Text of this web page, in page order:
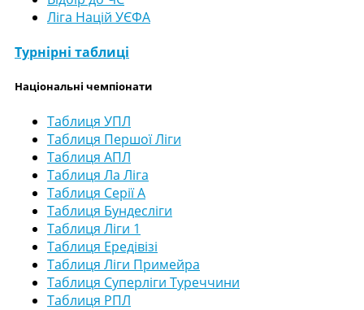
Ліга Націй УЄФА
Турнірні таблиці
Національні чемпіонати
Таблиця УПЛ
Таблиця Першої Ліги
Таблиця АПЛ
Таблиця Ла Ліга
Таблиця Серії А
Таблиця Бундесліги
Таблиця Ліги 1
Таблиця Ередівізі
Таблиця Ліги Примейра
Таблиця Суперліги Туреччини
Таблиця РПЛ